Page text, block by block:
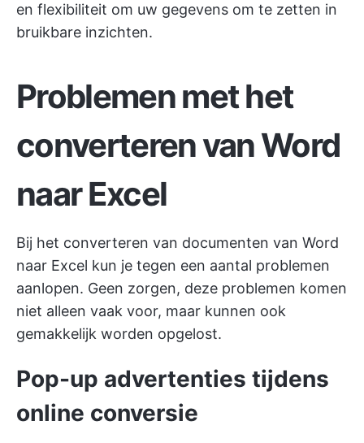
en flexibiliteit om uw gegevens om te zetten in
bruikbare inzichten.
Problemen met het
converteren van Word
naar Excel
Bij het converteren van documenten van Word
naar Excel kun je tegen een aantal problemen
aanlopen. Geen zorgen, deze problemen komen
niet alleen vaak voor, maar kunnen ook
gemakkelijk worden opgelost.
Pop-up advertenties tijdens
online conversie